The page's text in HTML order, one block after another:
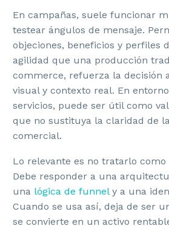
En campañas, suele funcionar
testear ángulos de mensaje.
objeciones, beneficios y perfiles
agilidad que una producción
commerce, refuerza la decisión
visual y contexto real. En
servicios, puede ser útil como
que no sustituya la claridad de
comercial.
Lo relevante es no tratarlo como
Debe responder a una
una lógica de funnely a una
Cuando se usa así, deja de ser
se convierte en un activo